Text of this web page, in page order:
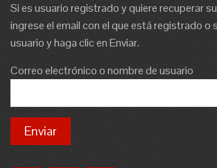
Si es usuario registrado y quiere recuperar
ingrese el email con el que está registrado o
usuario y haga clic en Enviar.
Correo electrónico o nombre de usuario